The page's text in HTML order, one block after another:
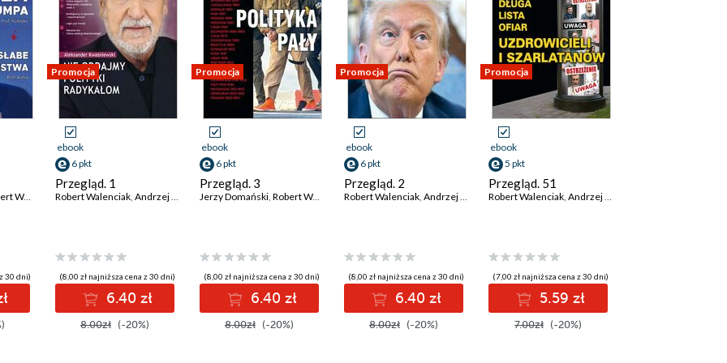
,Kornel Wawrzyniak,Roman Kurkiewicz,Jan Widacki,Andrzej Sikorski,Beata Dżon-Ozimek,Grzegorz W. Kolodko,Piotr Kimla,Mateusz Mazzini
30 dni)
Promocja
ebook
6 pkt
Przegląd. 1
Robert Walenciak, Andrzej Sikorski ,Roman Kurkiewicz,Wojciech Kuczok,Kornel Wawrzyniak,Jan Widacki,Tomasz Jastrun,Jerzy Domański
(8,00 zł najniższa cena z 30 dni)
6.40 zł
8.00zł (-20%)
Promocja
ebook
6 pkt
Przegląd. 3
Jerzy Domański, Robert Walenciak ,Kornel Wawrzyniak,Roman Kurkiewicz,Krzysztof Wasilewski
(8,00 zł najniższa cena z 30 dni)
6.40 zł
8.00zł (-20%)
Promocja
ebook
6 pkt
Przegląd. 2
Robert Walenciak, Andrzej Sikorski ,Roman Kurkiewicz,Wojciech Kuczok
(8,00 zł najniższa cena z 30 dni)
6.40 zł
8.00zł (-20%)
Promocja
ebook
5 pkt
Przegląd. 51
Robert Walenciak, Andrzej Sikorski
(7,00 zł najniższa cena z 30 dni)
5.59 zł
7.00zł (-20%)